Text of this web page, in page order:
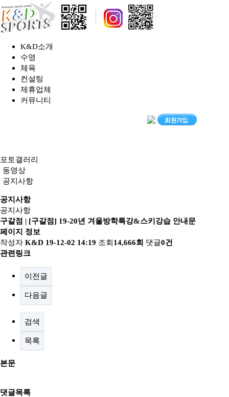
K&D소개
수영
체육
컨설팅
제휴업체
커뮤니티
포토갤러리
동영상
공지사항
공지사항
공지사항
구갈점 | [구갈점] 19-20년 겨울방학특강&스키강습 안내문
페이지 정보
작성자 K&D 19-12-02 14:19 조회14,666회 댓글0건
관련링크
이전글
다음글
검색
목록
본문
댓글목록